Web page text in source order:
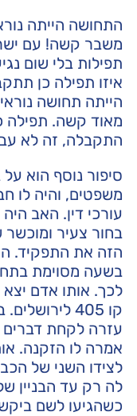
התחושה הייתה
משבר קשה! עם
תפילות בלי שום
איזו תפילה כן
הייתה תחושה
מאוד קשה. תפילה
התקבלה, זה לא
סיפור נוסף הוא
משפטים, והיה לו
עורכי דין. האב
בחור צעיר ומוכשר
הזה את התפקיד.
בשעה מסוימת
לכך. אותו אדם
קו 405
עזרה לקחת
אמרה לו הזקנה.
לצידו השני של
כשהגיעו לשם